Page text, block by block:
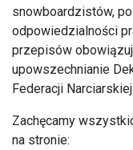
snowboardzistów,
odpowiedzialności
przepisów
upowszechnianie
Federacji
Zachęcamy
na stronie: